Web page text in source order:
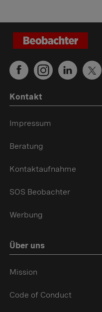
Kontakt
Impressum
Beratung
Kontaktaufnahme
SOS Beobachter
Werbung
Über uns
Mission
Code of Conduct